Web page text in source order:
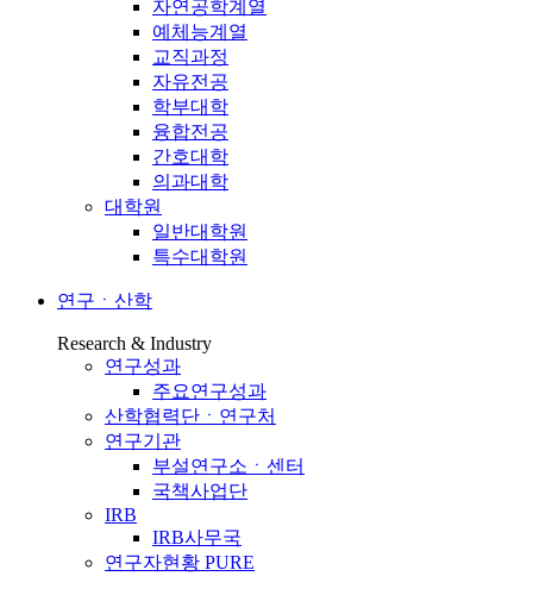
자연공학계열
예체능계열
교직과정
자유전공
학부대학
융합전공
간호대학
의과대학
대학원
일반대학원
특수대학원
연구ㆍ산학
Research & Industry
연구성과
주요연구성과
산학협력단ㆍ연구처
연구기관
부설연구소ㆍ센터
국책사업단
IRB
IRB사무국
연구자현황 PURE